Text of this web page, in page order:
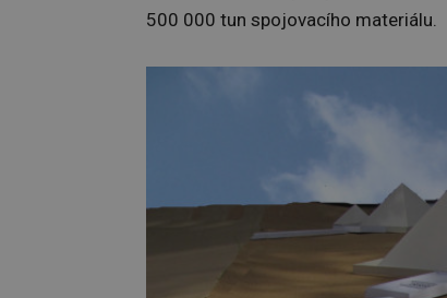
500 000 tun spojovacího materiálu.